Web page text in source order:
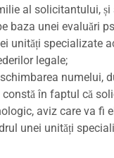
al solicitantului, și
baza unei evaluări
unități specializate
legale;
numelui,
în faptul că
aviz care va fi
unei unități